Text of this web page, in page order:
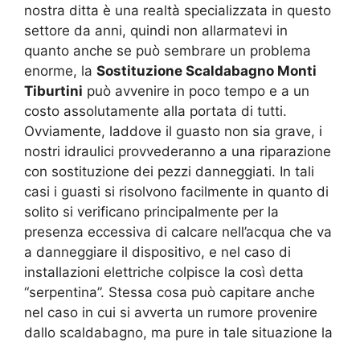
nostra ditta è una realtà specializzata in questo
settore da anni, quindi non allarmatevi in
quanto anche se può sembrare un problema
enorme, la Sostituzione Scaldabagno Monti
Tiburtini può avvenire in poco tempo e a un
costo assolutamente alla portata di tutti.
Ovviamente, laddove il guasto non sia grave, i
nostri idraulici provvederanno a una riparazione
con sostituzione dei pezzi danneggiati. In tali
casi i guasti si risolvono facilmente in quanto di
solito si verificano principalmente per la
presenza eccessiva di calcare nell’acqua che va
a danneggiare il dispositivo, e nel caso di
installazioni elettriche colpisce la così detta
“serpentina”. Stessa cosa può capitare anche
nel caso in cui si avverta un rumore provenire
dallo scaldabagno, ma pure in tale situazione la